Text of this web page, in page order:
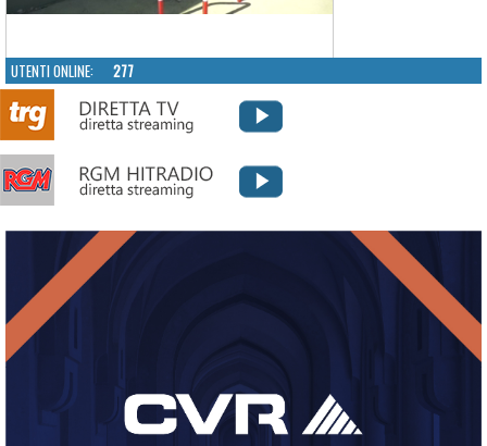
UTENTI ONLINE: 277